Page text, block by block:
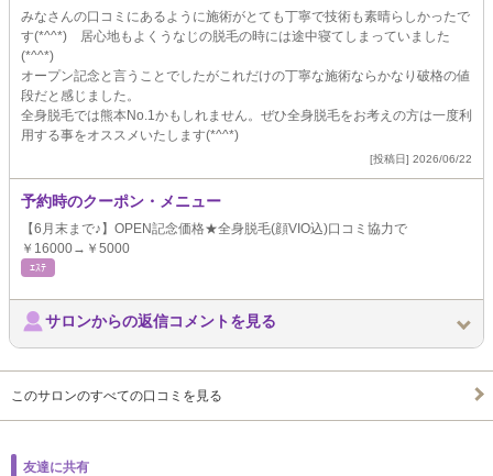
みなさんの口コミにあるように施術がとても丁寧で技術も素晴らしかったで
す(*^^*) 居心地もよくうなじの脱毛の時には途中寝てしまっていました
(*^^*)
オープン記念と言うことでしたがこれだけの丁寧な施術ならかなり破格の値
段だと感じました。
全身脱毛では熊本No.1かもしれません。ぜひ全身脱毛をお考えの方は一度利
用する事をオススメいたします(*^^*)
[投稿日] 2026/06/22
予約時のクーポン・メニュー
【6月末まで♪】OPEN記念価格★全身脱毛(顔VIO込)口コミ協力で
￥16000→￥5000
ｴｽﾃ
サロンからの返信コメントを見る
このサロンのすべての口コミを見る
友達に共有